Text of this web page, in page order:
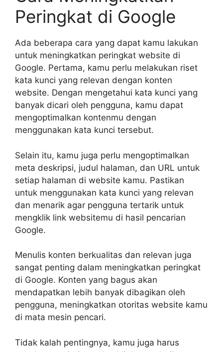
Peringkat di Google
Ada beberapa cara yang dapat kamu lakukan
untuk meningkatkan peringkat website di
Google. Pertama, kamu perlu melakukan riset
kata kunci yang relevan dengan konten
website. Dengan mengetahui kata kunci yang
banyak dicari oleh pengguna, kamu dapat
mengoptimalkan kontenmu dengan
menggunakan kata kunci tersebut.
Selain itu, kamu juga perlu mengoptimalkan
meta deskripsi, judul halaman, dan URL untuk
setiap halaman di website kamu. Pastikan
untuk menggunakan kata kunci yang relevan
dan menarik agar pengguna tertarik untuk
mengklik link websitemu di hasil pencarian
Google.
Menulis konten berkualitas dan relevan juga
sangat penting dalam meningkatkan peringkat
di Google. Konten yang bagus akan
mendapatkan lebih banyak dibagikan oleh
pengguna, meningkatkan otoritas website kamu
di mata mesin pencari.
Tidak kalah pentingnya, kamu juga harus